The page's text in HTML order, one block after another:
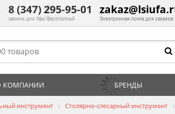
8 (347) 295-95-01
звонок для Уфы бесплатный Электронная почта для заказов
КОМПАНИИ БРЕНДЫ
инструмент Столярно-слесарный инструмент